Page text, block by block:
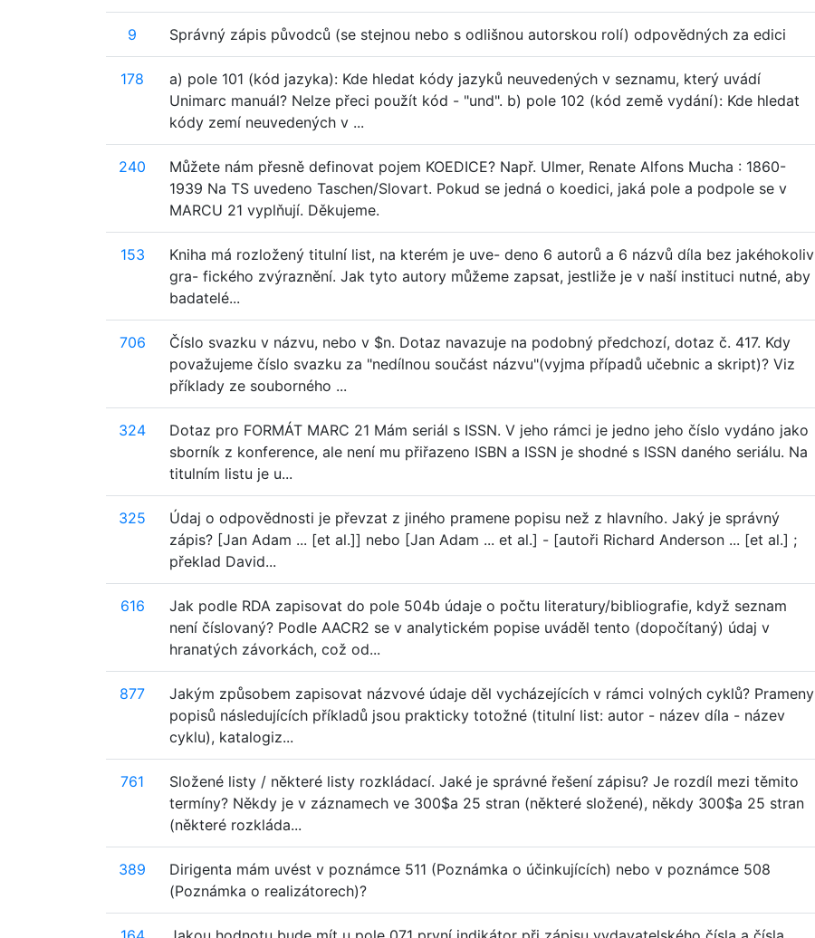
9 Správný zápis původců (se stejnou nebo s odlišnou autorskou rolí) odpovědných za edici
178
a) pole 101 (kód jazyka): Kde hledat kódy jazyků neuvedených v seznamu, který uvádí
Unimarc manuál? Nelze přeci použít kód - "und". b) pole 102 (kód země vydání): Kde hledat
kódy zemí neuvedených v ...
240
Můžete nám přesně definovat pojem KOEDICE? Např. Ulmer, Renate Alfons Mucha : 1860-
1939 Na TS uvedeno Taschen/Slovart. Pokud se jedná o koedici, jaká pole a podpole se v
MARCU 21 vyplňují. Děkujeme.
153
Kniha má rozložený titulní list, na kterém je uve- deno 6 autorů a 6 názvů díla bez jakéhokoliv
gra- fického zvýraznění. Jak tyto autory můžeme zapsat, jestliže je v naší instituci nutné, aby
badatelé...
706
Číslo svazku v názvu, nebo v $n. Dotaz navazuje na podobný předchozí, dotaz č. 417. Kdy
považujeme číslo svazku za "nedílnou součást názvu"(vyjma případů učebnic a skript)? Viz
příklady ze souborného ...
324
Dotaz pro FORMÁT MARC 21 Mám seriál s ISSN. V jeho rámci je jedno jeho číslo vydáno jako
sborník z konference, ale není mu přiřazeno ISBN a ISSN je shodné s ISSN daného seriálu. Na
titulním listu je u...
325
Údaj o odpovědnosti je převzat z jiného pramene popisu než z hlavního. Jaký je správný
zápis? [Jan Adam ... [et al.]] nebo [Jan Adam ... et al.] - [autoři Richard Anderson ... [et al.] ;
překlad David...
616
Jak podle RDA zapisovat do pole 504b údaje o počtu literatury/bibliografie, když seznam
není číslovaný? Podle AACR2 se v analytickém popise uváděl tento (dopočítaný) údaj v
hranatých závorkách, což od...
877
Jakým způsobem zapisovat názvové údaje děl vycházejících v rámci volných cyklů? Prameny
popisů následujících příkladů jsou prakticky totožné (titulní list: autor - název díla - název
cyklu), katalogiz...
761
Složené listy / některé listy rozkládací. Jaké je správné řešení zápisu? Je rozdíl mezi těmito
termíny? Někdy je v záznamech ve 300$a 25 stran (některé složené), někdy 300$a 25 stran
(některé rozkláda...
389
Dirigenta mám uvést v poznámce 511 (Poznámka o účinkujících) nebo v poznámce 508
(Poznámka o realizátorech)?